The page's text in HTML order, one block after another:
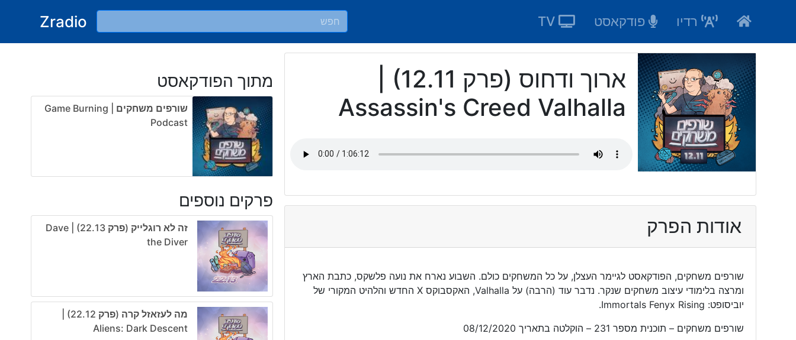
Zradio רדיו פודקאסט
ארוך ודחוס (פרק 12.11) |
Assassin's Creed Valhalla
אודות הפרק
שורפים משחקים, הפודקאסט לגיימר העצלן, על כל המשחקים כולם. השבוע נארח את נועה פלשקס, כתבת הארץ
ומרצה בלימודי עיצוב משחקים שנקר. נדבר עוד (הרבה) על Valhalla, האקסבוקס X החדש והלהיט המקורי של
יוביסופט: Immortals Fenyx Rising.
שורפים משחקים – תוכנית מספר 231 – הוקלטה בתאריך 08/12/2020
מתוך הפודקאסט
שורפים משחקים | Game Burning
Podcast
פרקים נוספים
זה לא רוגלייק (פרק 22.13) | Dave
the Diver
מה לעזאזל קרה (פרק 22.12) |
Aliens: Dark Descent